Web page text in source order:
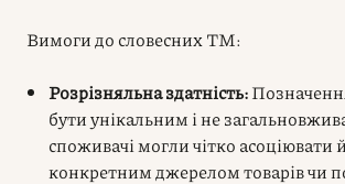
Вимоги до словесних ТМ:
Розрізняльна здатність:
бути унікальним і не
споживачі могли чітко асоціювати
конкретним джерелом товарів чи